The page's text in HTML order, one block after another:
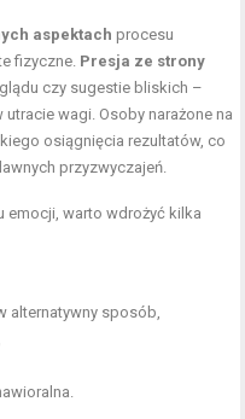
aspektach procesu
fizyczne. Presja ze strony
czy sugestie bliskich –
wagi. Osoby narażone na
osiągnięcia rezultatów, co
przyzwyczajeń.
emocji, warto wdrożyć kilka
alternatywny sposób,